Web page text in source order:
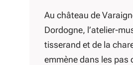
Au château de
Dordogne, l’atelier-
tisserand et de la
emmène dans les pas